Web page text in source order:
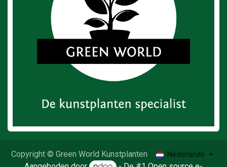
Copyright © Green World Kunstplanten Nederlands